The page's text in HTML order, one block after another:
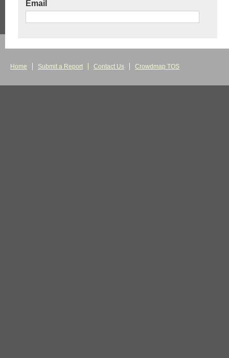
Email
Home Submit a Report Contact Us Crowdmap TOS